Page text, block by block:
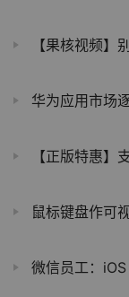
【果核视频】
华为应用市场
【正版特惠】
鼠标键盘作可
微信员工：iOS 消